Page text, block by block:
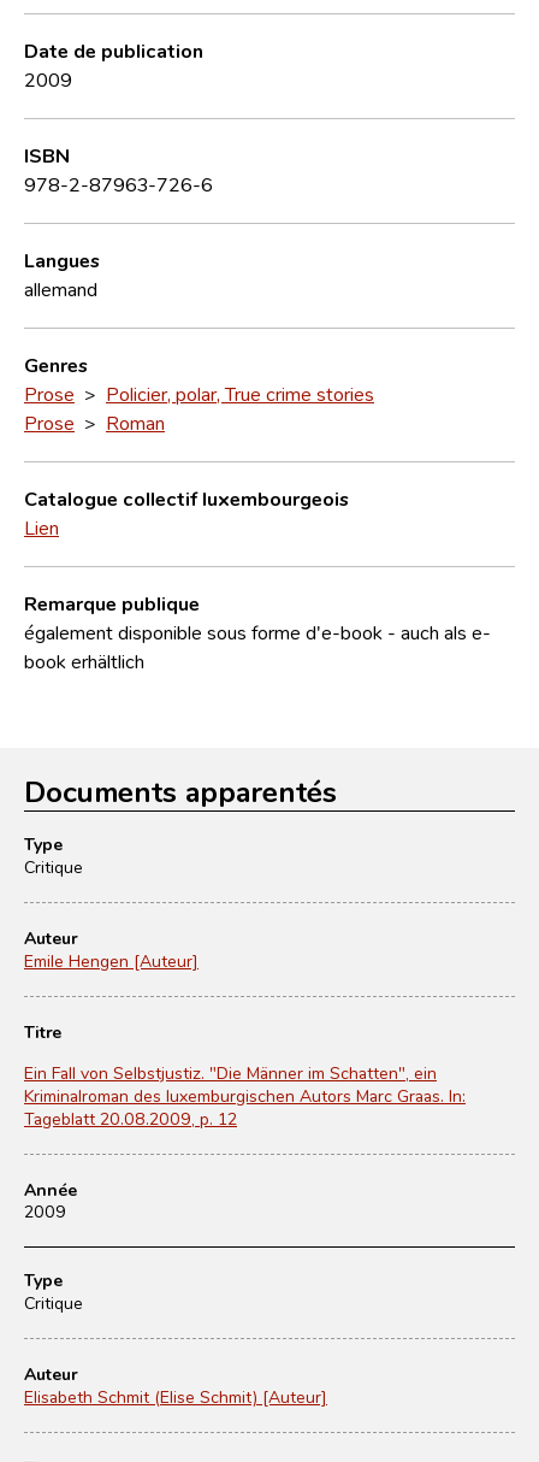
Date de publication
2009
ISBN
978-2-87963-726-6
Langues
allemand
Genres
Prose > Policier, polar, True crime stories
Prose > Roman
Catalogue collectif luxembourgeois
Lien
Remarque publique
également disponible sous forme d'e-book - auch als e-
book erhältlich
Documents apparentés
Type
Critique
Auteur
Emile Hengen [Auteur]
Titre
Ein Fall von Selbstjustiz. "Die Männer im Schatten", ein
Kriminalroman des luxemburgischen Autors Marc Graas. In:
Tageblatt 20.08.2009, p. 12
Année
2009
Type
Critique
Auteur
Elisabeth Schmit (Elise Schmit) [Auteur]